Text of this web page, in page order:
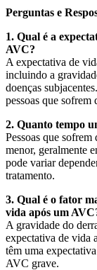
Perguntas e
1. Qual é a
AVC?
A expectativa de
incluindo a
doenças
pessoas que sofrem
2. Quanto tempo
Pessoas que
menor, geralmente
pode variar
tratamento.
3. Qual é o fator
vida após um
A gravidade do
expectativa de vida
têm uma
AVC grave.